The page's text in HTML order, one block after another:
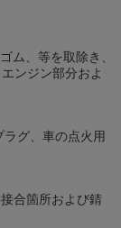
ム、等を取除き、
ンジン部分およ
グ、車の点火用
合箇所および錆